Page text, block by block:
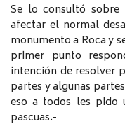
Se lo consultó sobre
afectar el normal
monumento a Roca y
primer punto
intención de resolver
partes y algunas
eso a todos les pido
pascuas.-